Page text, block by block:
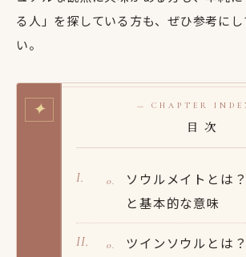
る人」を探している方も、ぜひ参考に
い。
✦ — CHAPTER
目 次
ソウルメイトとは
と基本的な意味
ツインソウルとは